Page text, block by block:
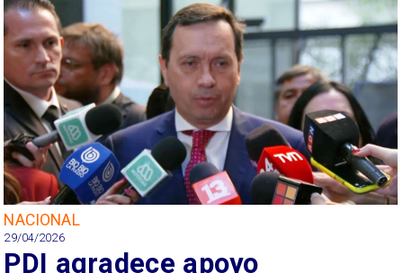
NACIONAL
29/04/2026
PDI agradece apoyo